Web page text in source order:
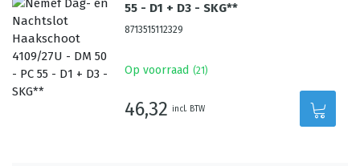
55 - D1 + D3 - SKG**
8713515112329
Op voorraad (21 )
46,32 incl. BTW